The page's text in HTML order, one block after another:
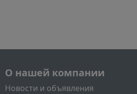
Меню учётной записи
О нашей компании
Новости и объявления